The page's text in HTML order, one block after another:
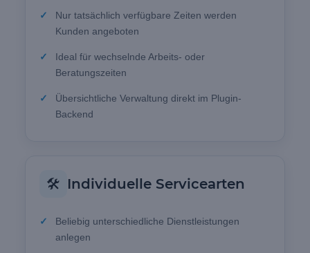
Nur tatsächlich verfügbare Zeiten werden
Kunden angeboten
Ideal für wechselnde Arbeits- oder
Beratungszeiten
Übersichtliche Verwaltung direkt im Plugin-
Backend
🛠️ Individuelle Servicearten
Beliebig unterschiedliche Dienstleistungen
anlegen